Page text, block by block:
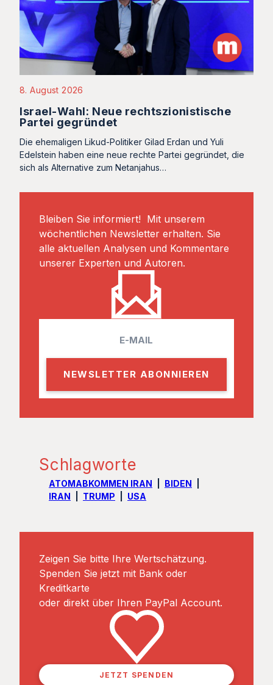
8. August 2026
Israel-Wahl: Neue rechtszionistische
Partei gegründet
Die ehemaligen Likud-Politiker Gilad Erdan und Yuli
Edelstein haben eine neue rechte Partei gegründet, die
sich als Alternative zum Netanjahus…
Bleiben Sie informiert! Mit unserem
wöchentlichen Newsletter erhalten. Sie
alle aktuellen Analysen und Kommentare
unserer Experten und Autoren.
a
l
Schlagworte
ATOMABKOMMEN IRAN
BIDEN
IRAN
TRUMP USA
Zeigen Sie bitte Ihre Wertschätzung.
Spenden Sie jetzt mit Bank oder
Kreditkarte
oder direkt über Ihren PayPal Account.
JETZT SPENDEN